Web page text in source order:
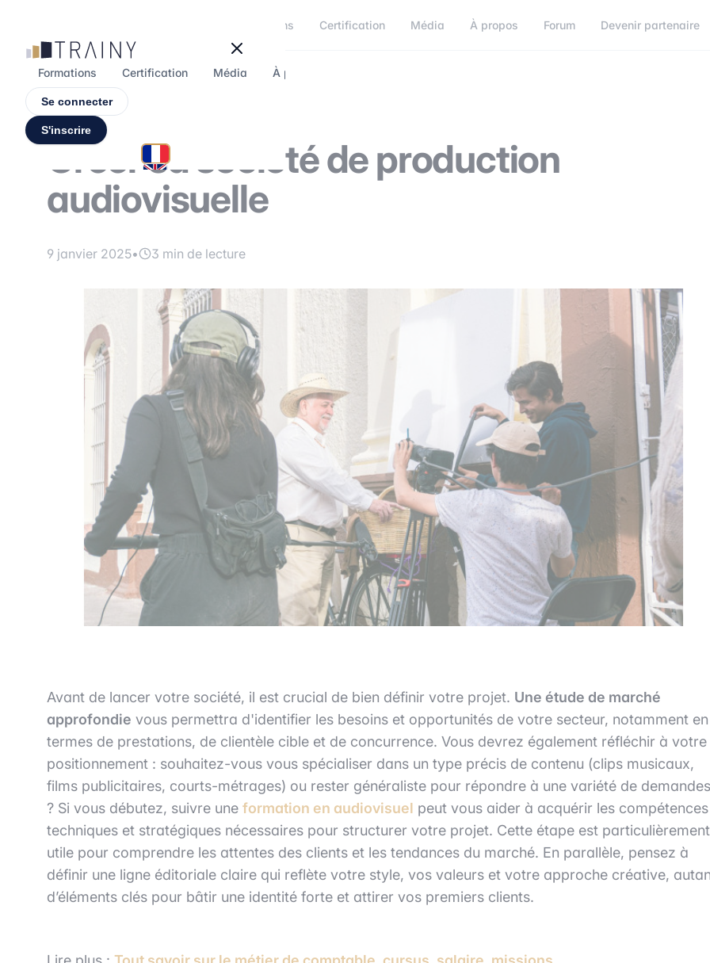
Formations Certification Média À propos Forum Devenir partenaire
Formations Certification Média À propos
Se connecter
S'inscrire
Créer sa société de production
audiovisuelle
9 janvier 2025• 3 min de lecture
Avant de lancer votre société, il est crucial de bien définir votre projet. Une étude de marché
approfondie vous permettra d'identifier les besoins et opportunités de votre secteur, notamment en
termes de prestations, de clientèle cible et de concurrence. Vous devrez également réfléchir à votre
positionnement : souhaitez-vous vous spécialiser dans un type précis de contenu (clips musicaux,
films publicitaires, courts-métrages) ou rester généraliste pour répondre à une variété de demandes
? Si vous débutez, suivre une formation en audiovisuel peut vous aider à acquérir les compétences
techniques et stratégiques nécessaires pour structurer votre projet. Cette étape est particulièrement
utile pour comprendre les attentes des clients et les tendances du marché. En parallèle, pensez à
définir une ligne éditoriale claire qui reflète votre style, vos valeurs et votre approche créative,
d’éléments clés pour bâtir une identité forte et attirer vos premiers clients.